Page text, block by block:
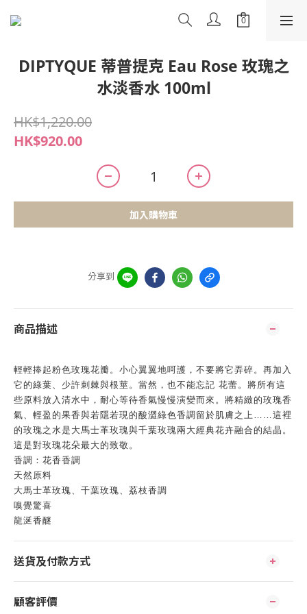
DIPTYQUE 蒂普提克 Eau Rose 玫瑰之
水淡香水 100ml
HK$1,220.00
HK$920.00
加入購物車
分享到
商品描述
輕輕捧起粉色玫瑰花瓣。小心翼翼地呵護，不要將它弄碎。再加入
它的綠葉、少許刺棘與根莖。當然，也不能忘記 花蕾。將所有這
些原料放入清水中，耐心等待香氣慢慢演變而來。將精緻的玫瑰香
氣、輕盈的果香與若隱若現的酸澀綠色香調留於肌膚之上……這裡
的玫瑰之水是大馬士革玫瑰與千葉玫瑰兩大經典花卉融合的結晶。
這是對玫瑰花朵最大的致敬。
香調：花香香調
天然原料
大馬士革玫瑰、千葉玫瑰、荔枝香調
嗅覺驚喜
龍涎香醚
送貨及付款方式
顧客評價